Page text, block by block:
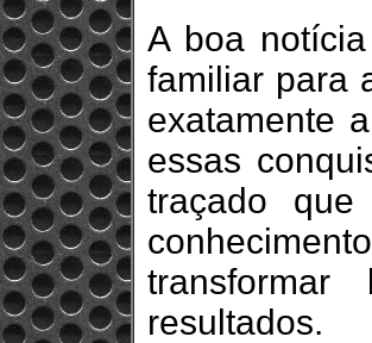
A boa
familiar para
exatamente
essas
traçado
resultados.